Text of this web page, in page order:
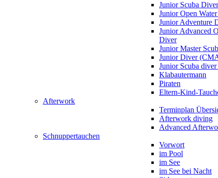
Junior Scuba Diver
Junior Open
Junior Adventure
Junior Advanced
Diver
Junior Master
Junior Diver
Junior Scuba
Klabautermann
Piraten
Eltern-Kind-
Afterwork
Terminplan
Afterwork diving
Advanced
Schnuppertauchen
Vorwort
im Pool
im See
im See bei Nacht